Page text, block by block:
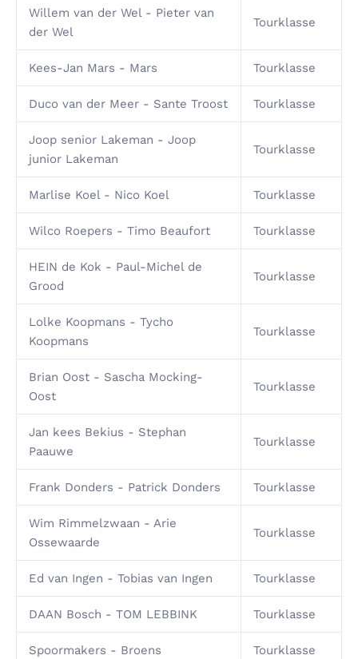
Willem van der Wel - Pieter van
der Wel
Tourklasse
Kees-Jan Mars - Mars Tourklasse
Duco van der Meer - Sante Troost Tourklasse
Joop senior Lakeman - Joop
junior Lakeman
Tourklasse
Marlise Koel - Nico Koel Tourklasse
Wilco Roepers - Timo Beaufort Tourklasse
HEIN de Kok - Paul-Michel de
Grood
Tourklasse
Lolke Koopmans - Tycho
Koopmans
Tourklasse
Brian Oost - Sascha Mocking-
Oost
Tourklasse
Jan kees Bekius - Stephan
Paauwe
Tourklasse
Frank Donders - Patrick Donders Tourklasse
Wim Rimmelzwaan - Arie
Ossewaarde
Tourklasse
Ed van Ingen - Tobias van Ingen Tourklasse
DAAN Bosch - TOM LEBBINK Tourklasse
Spoormakers - Broens Tourklasse